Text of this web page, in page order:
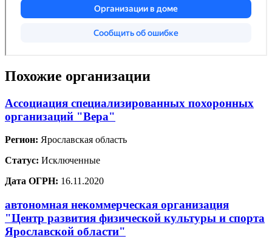
Похожие организации
Ассоциация специализированных похоронных
организаций "Вера"
Регион: Ярославская область
Статус: Исключенные
Дата ОГРН: 16.11.2020
автономная некоммерческая организация
"Центр развития физической культуры и спорта
Ярославской области"